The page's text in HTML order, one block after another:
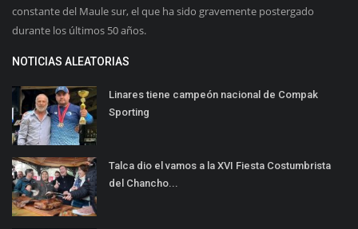
constante del Maule sur, el que ha sido gravemente postergado
durante los últimos 50 años.
NOTICIAS ALEATORIAS
Linares tiene campeón nacional de Compak
Sporting
Talca dio el vamos a la XVI Fiesta Costumbrista
del Chancho...